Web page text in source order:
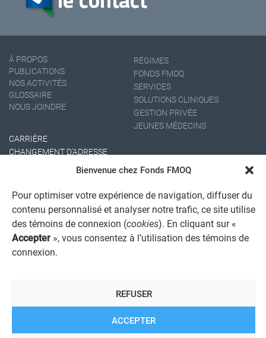
Bienvenue chez Fonds FMOQ
Pour optimiser votre expérience de navigation, diffuser du
contenu personnalisé et analyser notre trafic, ce site utilise
des témoins de connexion (cookies). En cliquant sur «
Accepter », vous consentez à l’utilisation des témoins de
connexion.
ACCEPTER
REFUSER
À PROPOS
PUBLICATIONS
NOS ACTIVITÉS
GLOSSAIRE
NOUS JOINDRE
RÉGIMES
FONDS FMOQ
SERVICES
SOLUTIONS CLINIQUES
GESTION PRIVÉE
JEUNES MÉDECINS
CARRIÈRE
CHANGEMENT D'ADRESSE
AVIS JURIDIQUE GÉNÉRAL
POLITIQUE DE TRAITEMENT DES PLAINTES
REGISTRE DES CONFLITS D'INTÉRÊTS